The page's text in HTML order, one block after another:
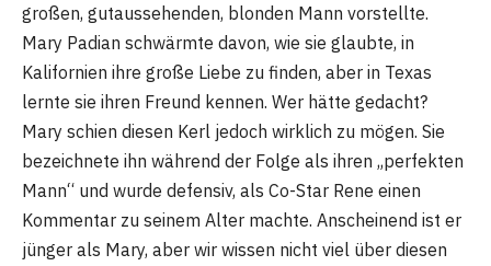
großen, gutaussehenden, blonden Mann vorstellte.
Mary Padian schwärmte davon, wie sie glaubte, in
Kalifornien ihre große Liebe zu finden, aber in Texas
lernte sie ihren Freund kennen. Wer hätte gedacht?
Mary schien diesen Kerl jedoch wirklich zu mögen. Sie
bezeichnete ihn während der Folge als ihren „perfekten
Mann“ und wurde defensiv, als Co-Star Rene einen
Kommentar zu seinem Alter machte. Anscheinend ist er
jünger als Mary, aber wir wissen nicht viel über diesen